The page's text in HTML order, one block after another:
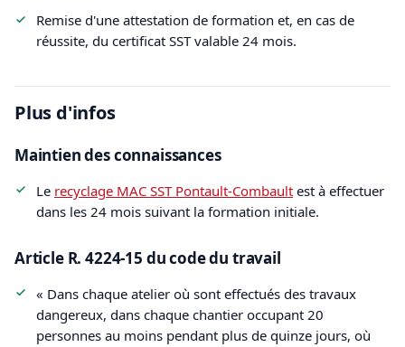
Remise d'une attestation de formation et, en cas de
réussite, du certificat SST valable 24 mois.
Plus d'infos
Maintien des connaissances
Le recyclage MAC SST Pontault-Combault est à effectuer
dans les 24 mois suivant la formation initiale.
Article R. 4224-15 du code du travail
« Dans chaque atelier où sont effectués des travaux
dangereux, dans chaque chantier occupant 20
personnes au moins pendant plus de quinze jours, où